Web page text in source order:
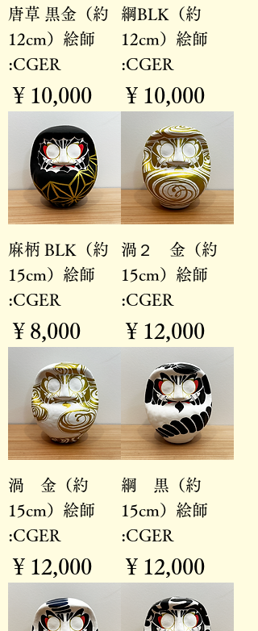
唐草 黒金（約
12cm）絵師
:CGER
価格
￥10,000
綱BLK（約
12cm）絵師
:CGER
価格
￥10,000
麻柄 BLK（約
15cm）絵師
:CGER
価格
￥8,000
渦２ 金（約
15cm）絵師
:CGER
価格
￥12,000
渦 金（約
15cm）絵師
:CGER
価格
￥12,000
綱 黒（約
15cm）絵師
:CGER
価格
￥12,000